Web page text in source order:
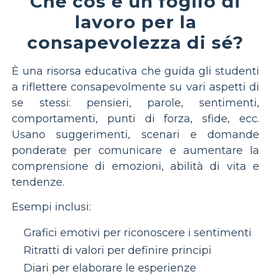
lavoro per la
consapevolezza di sé?
È una risorsa educativa che guida gli studenti
a riflettere consapevolmente su vari aspetti di
se stessi: pensieri, parole, sentimenti,
comportamenti, punti di forza, sfide, ecc.
Usano suggerimenti, scenari e domande
ponderate per comunicare e aumentare la
comprensione di emozioni, abilità di vita e
tendenze.
Esempi inclusi:
Grafici emotivi per riconoscere i sentimenti
Ritratti di valori per definire principi
Diari per elaborare le esperienze